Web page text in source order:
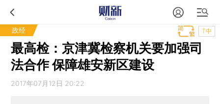
政经 T中
最高检：京津冀检察机关要加强司
法合作 保障雄安新区建设
2017年07月12日 20:22